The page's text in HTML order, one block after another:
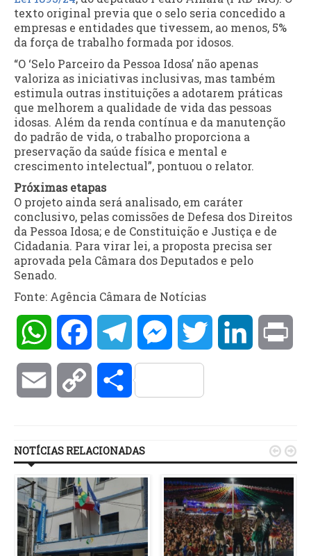
texto original previa que o selo seria concedido a
empresas e entidades que tivessem, ao menos, 5%
da força de trabalho formada por idosos.
“O ‘Selo Parceiro da Pessoa Idosa’ não apenas
valoriza as iniciativas inclusivas, mas também
estimula outras instituições a adotarem práticas
que melhorem a qualidade de vida das pessoas
idosas. Além da renda contínua e da manutenção
do padrão de vida, o trabalho proporciona a
preservação da saúde física e mental e
crescimento intelectual”, pontuou o relator.
Próximas etapas
O projeto ainda será analisado, em caráter
conclusivo, pelas comissões de Defesa dos Direitos
da Pessoa Idosa; e de Constituição e Justiça e de
Cidadania. Para virar lei, a proposta precisa ser
aprovada pela Câmara dos Deputados e pelo
Senado.
Fonte: Agência Câmara de Notícias
WhatsAppFacebookTelegramMessengerTwitter LinkedIn
Email Copy Compartilhar
NOTÍCIAS RELACIONADAS  